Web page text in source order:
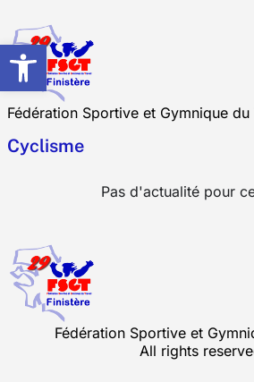
Ouvrir La Barre D’outils
Fédération Sportive et Gymnique du
Cyclisme
Pas d'actualité pour
Fédération Sportive et
All rights